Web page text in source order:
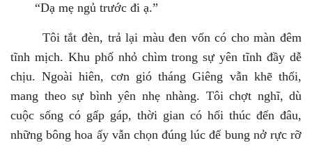
“Dạ mẹ ngủ trước đi ạ.”
Tôi tắt đèn, trả lại màu đen vốn có cho màn đêm
tĩnh mịch. Khu phố nhỏ chìm trong sự yên tĩnh đầy dễ
chịu. Ngoài hiên, cơn gió tháng Giêng vẫn khẽ thổi,
mang theo sự bình yên nhẹ nhàng. Tôi chợt nghĩ, dù
cuộc sống có gấp gáp, thời gian có hối thúc đến đâu,
những bông hoa ấy vẫn chọn đúng lúc để bung nở rực rỡ